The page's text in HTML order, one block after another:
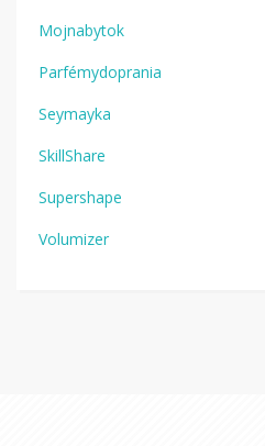
Mojnabytok
Parfémydoprania
Seymayka
SkillShare
Supershape
Volumizer